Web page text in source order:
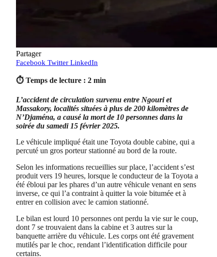
Partager
Facebook Twitter LinkedIn
⏱ Temps de lecture : 2 min
L’accident de circulation survenu entre Ngouri et
Massakory, localités situées à plus de 200 kilomètres de
N’Djaména, a causé la mort de 10 personnes dans la
soirée du samedi 15 février 2025.
Le véhicule impliqué était une Toyota double cabine, qui a
percuté un gros porteur stationné au bord de la route.
Selon les informations recueillies sur place, l’accident s’est
produit vers 19 heures, lorsque le conducteur de la Toyota a
été ébloui par les phares d’un autre véhicule venant en sens
inverse, ce qui l’a contraint à quitter la voie bitumée et à
entrer en collision avec le camion stationné.
Le bilan est lourd 10 personnes ont perdu la vie sur le coup,
dont 7 se trouvaient dans la cabine et 3 autres sur la
banquette arrière du véhicule. Les corps ont été gravement
mutilés par le choc, rendant l’identification difficile pour
certains.